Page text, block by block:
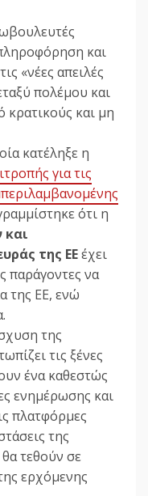
και
«νέες απειλές
πολέμου και
κρατικούς και μη
κατέληξε η
για τις
ότι η
της ΕΕέχει
παράγοντες να
της ΕΕ, ενώ
της
τις ξένες
ένα καθεστώς
ενημέρωσης και
πλατφόρμες
της
τεθούν σε
ερχόμενης